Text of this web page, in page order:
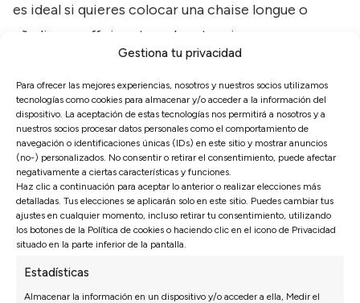
Gestiona tu privacidad
Para ofrecer las mejores experiencias, nosotros y nuestros socios utilizamos
tecnologías como cookies para almacenar y/o acceder a la información del
dispositivo. La aceptación de estas tecnologías nos permitirá a nosotros y a
nuestros socios procesar datos personales como el comportamiento de
navegación o identificaciones únicas (IDs) en este sitio y mostrar anuncios
(no-) personalizados. No consentir o retirar el consentimiento, puede afectar
negativamente a ciertas características y funciones.
Haz clic a continuación para aceptar lo anterior o realizar elecciones más
detalladas. Tus elecciones se aplicarán solo en este sitio. Puedes cambiar tus
ajustes en cualquier momento, incluso retirar tu consentimiento, utilizando
los botones de la Política de cookies o haciendo clic en el icono de Privacidad
situado en la parte inferior de la pantalla.
Estadísticas
Almacenar la información en un dispositivo y/o acceder a ella, Medir el
es ideal si quieres colocar una chaise longue o
añadir un puff sin saturar la estancia.
Si buscas un ambiente cálido, puedes añadir cojines
de diferentes texturas o una manta doblada en el
respaldo. Si prefieres un estilo más moderno,
bastará con mantener una paleta neutra y dejar que
el diseño del sofá sea el protagonista.